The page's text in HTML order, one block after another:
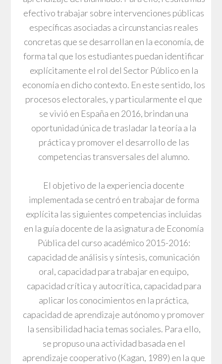
efectivo trabajar sobre intervenciones públicas
específicas asociadas a circunstancias reales
concretas que se desarrollan en la economía, de
forma tal que los estudiantes puedan identificar
explícitamente el rol del Sector Público en la
economía en dicho contexto. En este sentido, los
procesos electorales, y particularmente el que
se vivió en España en 2016, brindan una
oportunidad única de trasladar la teoría a la
práctica y promover el desarrollo de las
competencias transversales del alumno.
El objetivo de la experiencia docente
implementada se centró en trabajar de forma
explícita las siguientes competencias incluidas
en la guía docente de la asignatura de Economía
Pública del curso académico 2015-2016:
capacidad de análisis y síntesis, comunicación
oral, capacidad para trabajar en equipo,
capacidad crítica y autocrítica, capacidad para
aplicar los conocimientos en la práctica,
capacidad de aprendizaje autónomo y promover
la sensibilidad hacia temas sociales. Para ello,
se propuso una actividad basada en el
aprendizaje cooperativo (Kagan, 1989) en la que